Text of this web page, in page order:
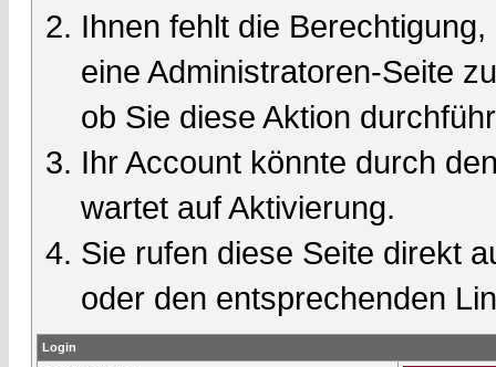
Ihnen fehlt die
eine Administratoren-Seite
ob Sie diese Aktion
Ihr Account könnte durch
wartet auf Aktivierung.
Sie rufen diese Seite direkt
oder den entsprechenden
Login